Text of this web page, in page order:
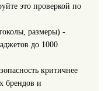
это проверкой по
размеры) -
до 1000
критичнее
брендов и